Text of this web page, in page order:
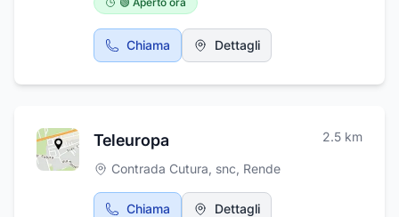
Chiama Dettagli
Teleuropa 2.5 km
Contrada Cutura, snc, Rende
Chiama Dettagli